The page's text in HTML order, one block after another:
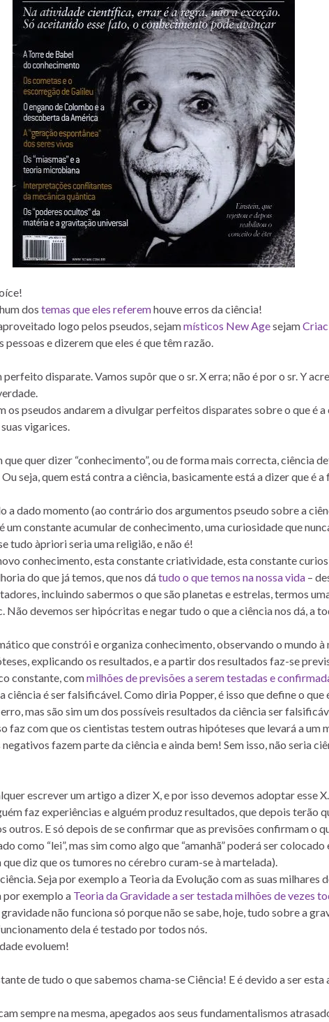
dos temas que eles referemhouve erros da ciência!
logo pelos pseudos, sejammísticos New Agesejam
e dizerem que eles é que têm razão.
perfeito disparate. Vamos supôr que o sr. X erra; não é por o sr. Y
os pseudos andarem a divulgar perfeitos disparates sobre o que é
vigarices.
quer dizer “conhecimento”, ou de forma mais correcta, ciência
Ou seja, quem está contra a ciência, basicamente está a dizer que é
a dado momento (ao contrário dos argumentos pseudo sobre a
um constante acumular de conhecimento, uma curiosidade que
tudo àpriori seria uma religião, e não é!
conhecimento, esta constante criatividade, esta constante
do que já temos, que nos dátudo o que temos na nossa vida –
incluindo sabermos o que são planetas e estrelas, termos
Não devemos ser hipócritas e negar tudo o que a ciência nos dá, a
que constrói e organiza conhecimento, observando o mundo à
explicando os resultados, e a partir dos resultados faz-se
constante, commilhões de previsões a serem testadas e
ciência é ser falsificável. Como diria Popper, é isso que define o que
mas são sim um dos possíveis resultados da ciência ser
faz com que os cientistas testem outras hipóteses que levará a um
fazem parte da ciência e ainda bem! Sem isso, não seria
escrever um artigo a dizer X, e por isso devemos adoptar esse
faz experiências e alguém produz resultados, que depois terão
outros. E só depois de se confirmar que as previsões confirmam o
como “lei”, mas sim como algo que “amanhã” poderá ser colocado
diz que os tumores no cérebro curam-se à martelada).
Seja por exemplo a Teoria da Evolução com as suas milhares
por exemplo a Teoria da Gravidade a ser testada milhões de vezes
não funciona só porque não se sabe, hoje, tudo sobre a
dela é testado por todos nós.
evoluem!
de tudo o que sabemos chama-se Ciência! E é devido a ser esta
sempre na mesma, apegados aos seus fundamentalismos